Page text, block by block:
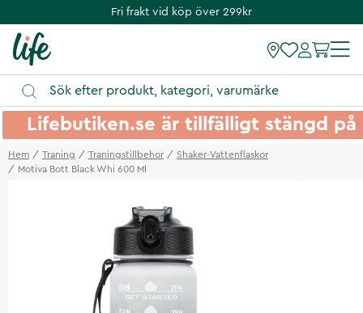
Fri frakt vid köp över 299kr
Lifebutiken.se är tillfälligt stängd
Hem Traning Traningstillbehor
Shaker-Vattenflaskor
Motiva Bott Black Whi 600 Ml